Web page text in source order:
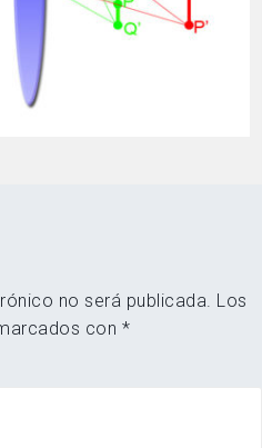
no será publicada. Los
con *